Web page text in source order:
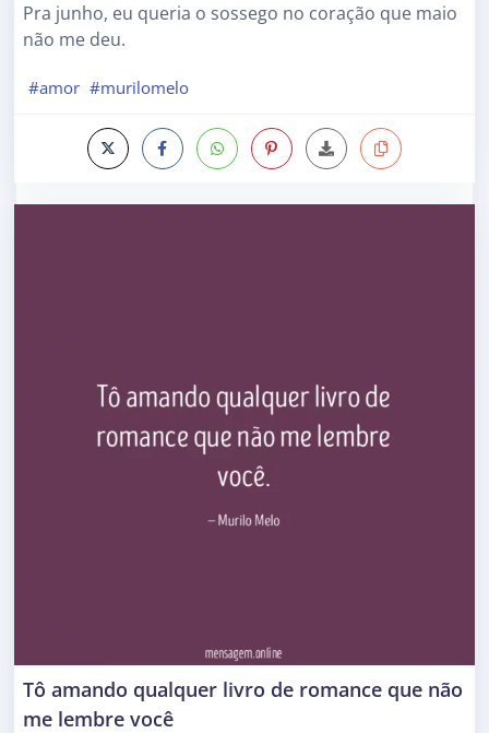
Pra junho, eu queria o sossego no coração que maio
não me deu.
#amor #murilomelo
Tô amando qualquer livro de romance que não
me lembre você